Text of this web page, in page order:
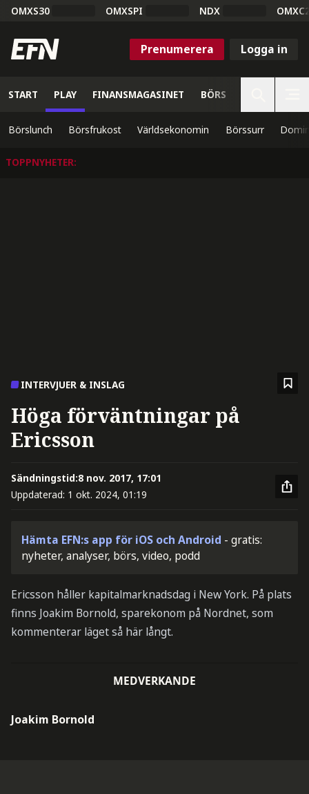
OMXS30 OMXSPI NDX
Prenumerera Logga in
START PLAY FINANSMAGASINET BÖRS
Börslunch Börsfrukost Världsekonomin Börssurr
TOPPNYHETER:
INTERVJUER & INSLAG
Höga förväntningar på
Ericsson
Sändningstid:8 nov. 2017, 17:01
Uppdaterad: 1 okt. 2024, 01:19
Hämta EFN:s app för iOS och Android - gratis:
nyheter, analyser, börs, video, podd
Ericsson håller kapitalmarknadsdag i New York. På plats
finns Joakim Bornold, sparekonom på Nordnet, som
kommenterar läget så här långt.
MEDVERKANDE
Joakim Bornold